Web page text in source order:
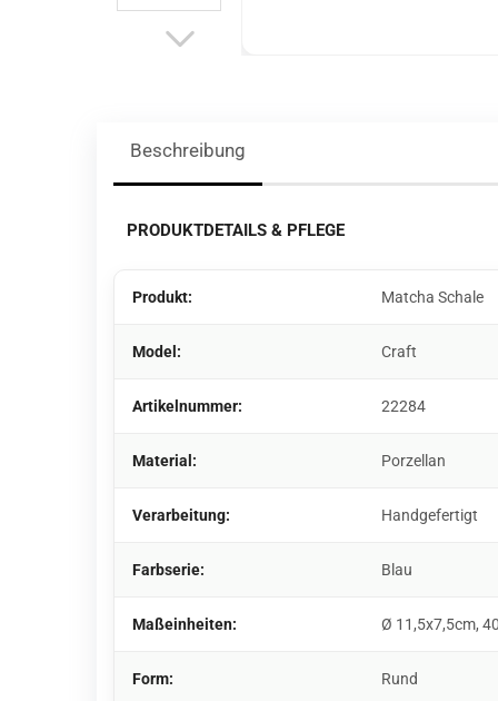
Beschreibung
PRODUKTDETAILS & PFLEGE
Produkt: Matcha Schale
Model: Craft
Artikelnummer: 22284
Material: Porzellan
Verarbeitung: Handgefertigt
Farbserie: Blau
Maßeinheiten: Ø 11,5x7,5cm,
Form: Rund